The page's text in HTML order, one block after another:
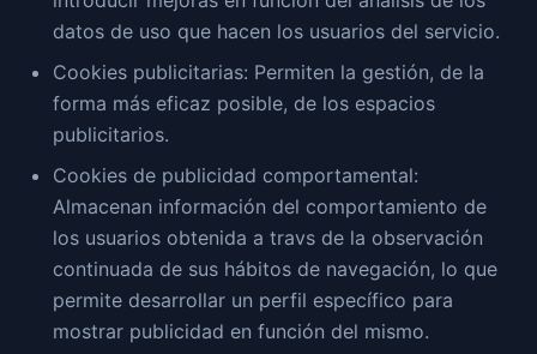
datos de uso que hacen los usuarios del servicio.
Cookies publicitarias: Permiten la gestión, de la
forma más eficaz posible, de los espacios
publicitarios.
Cookies de publicidad comportamental:
Almacenan información del comportamiento de
los usuarios obtenida a travs de la observación
continuada de sus hábitos de navegación, lo que
permite desarrollar un perfil específico para
mostrar publicidad en función del mismo.